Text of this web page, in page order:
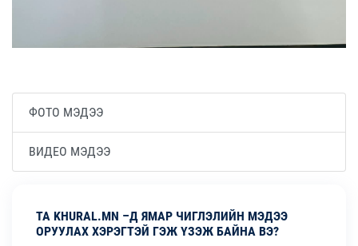
ФОТО МЭДЭЭ
ВИДЕО МЭДЭЭ
ТА KHURAL.MN –Д ЯМАР ЧИГЛЭЛИЙН МЭДЭЭ
ОРУУЛАХ ХЭРЭГТЭЙ ГЭЖ ҮЗЭЖ БАЙНА ВЭ?